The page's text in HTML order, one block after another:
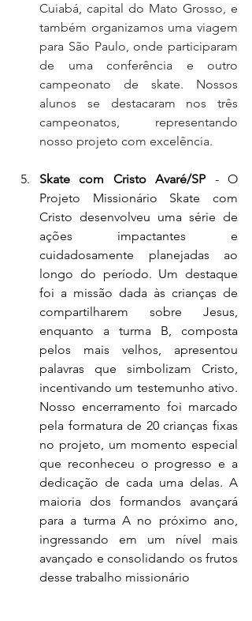
Cuiabá, capital do Mato Grosso, e
também organizamos uma viagem
para São Paulo, onde participaram
de uma conferência e outro
campeonato de skate. Nossos
alunos se destacaram nos três
campeonatos, representando
nosso projeto com excelência.
Skate com Cristo Avaré/SP - O
Projeto Missionário Skate com
Cristo desenvolveu uma série de
ações impactantes e
cuidadosamente planejadas ao
longo do período. Um destaque
foi a missão dada às crianças de
compartilharem sobre Jesus,
enquanto a turma B, composta
pelos mais velhos, apresentou
palavras que simbolizam Cristo,
incentivando um testemunho ativo.
Nosso encerramento foi marcado
pela formatura de 20 crianças fixas
no projeto, um momento especial
que reconheceu o progresso e a
dedicação de cada uma delas. A
maioria dos formandos avançará
para a turma A no próximo ano,
ingressando em um nível mais
avançado e consolidando os frutos
desse trabalho missionário